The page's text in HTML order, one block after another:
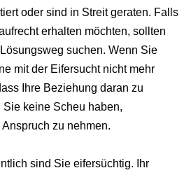
oder sind in Streit geraten. Falls
erhalten möchten, sollten
suchen. Wenn Sie
mit der Eifersucht nicht mehr
Ihre Beziehung daran zu
keine Scheu haben,
zu nehmen.
sind Sie eifersüchtig. Ihr